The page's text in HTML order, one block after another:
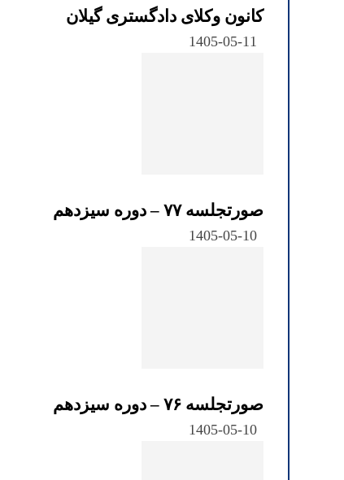
کانون وکلای دادگستری گیلان
1405-05-11
صورتجلسه ۷۷ – دوره سیزدهم
1405-05-10
صورتجلسه ۷۶ – دوره سیزدهم
1405-05-10